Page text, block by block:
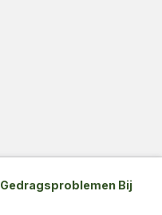
Gedragsproblemen Bij